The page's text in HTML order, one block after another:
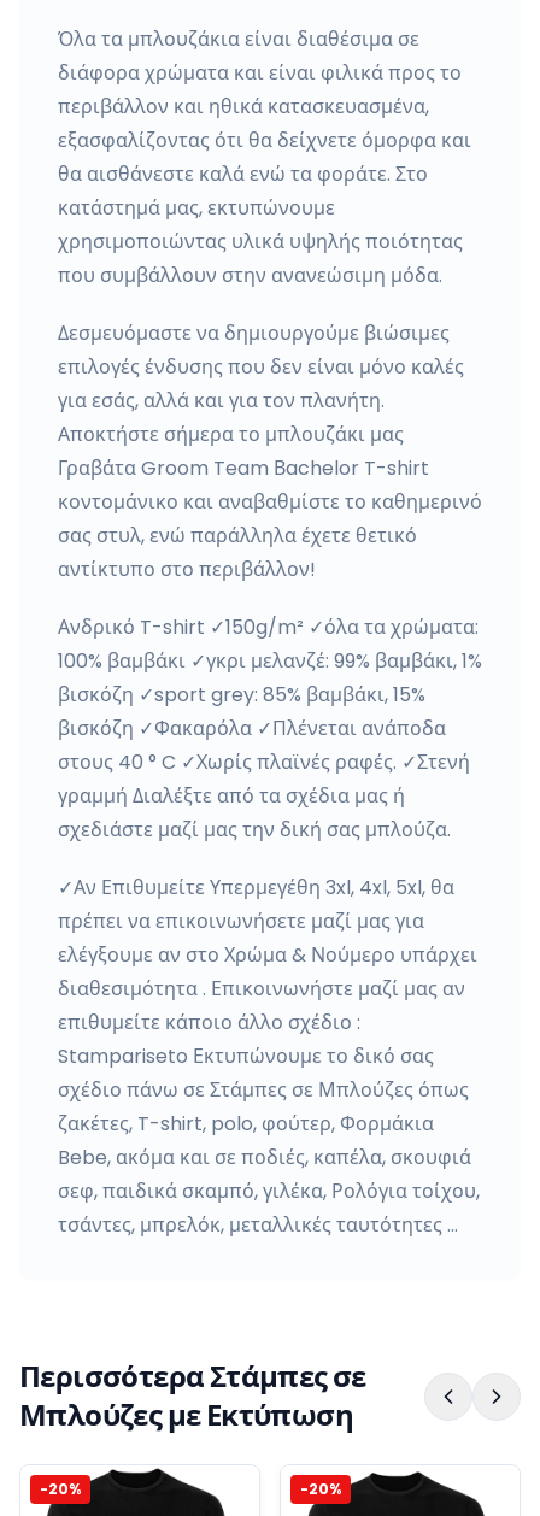
Όλα τα μπλουζάκια είναι διαθέσιμα σε
διάφορα χρώματα και είναι φιλικά προς το
περιβάλλον και ηθικά κατασκευασμένα,
εξασφαλίζοντας ότι θα δείχνετε όμορφα και
θα αισθάνεστε καλά ενώ τα φοράτε. Στο
κατάστημά μας, εκτυπώνουμε
χρησιμοποιώντας υλικά υψηλής ποιότητας
που συμβάλλουν στην ανανεώσιμη μόδα.
Δεσμευόμαστε να δημιουργούμε βιώσιμες
επιλογές ένδυσης που δεν είναι μόνο καλές
για εσάς, αλλά και για τον πλανήτη.
Αποκτήστε σήμερα το μπλουζάκι μας
Γραβάτα Groom Team Βachelor T-shirt
κοντομάνικο και αναβαθμίστε το καθημερινό
σας στυλ, ενώ παράλληλα έχετε θετικό
αντίκτυπο στο περιβάλλον!
Ανδρικό T-shirt ✓150g/m² ✓όλα τα χρώματα:
100% βαμβάκι ✓γκρι μελανζέ: 99% βαμβάκι, 1%
βισκόζη ✓sport grey: 85% βαμβάκι, 15%
βισκόζη ✓Φακαρόλα ✓Πλένεται ανάποδα
στους 40 ° C ✓Χωρίς πλαϊνές ραφές. ✓Στενή
γραμμή Διαλέξτε από τα σχέδια μας ή
σχεδιάστε μαζί μας την δική σας μπλούζα.
✓Αν Επιθυμείτε Υπερμεγέθη 3xl, 4xl, 5xl, θα
πρέπει να επικοινωνήσετε μαζί μας για
ελέγξουμε αν στο Χρώμα & Νούμερο υπάρχει
διαθεσιμότητα . Επικοινωνήστε μαζί μας αν
επιθυμείτε κάποιο άλλο σχέδιο :
Stampariseto Εκτυπώνουμε το δικό σας
σχέδιο πάνω σε Στάμπες σε Μπλούζες όπως
ζακέτες, T-shirt, polo, φούτερ, Φορμάκια
Bebe, ακόμα και σε ποδιές, καπέλα, σκουφιά
σεφ, παιδικά σκαμπό, γιλέκα, Ρολόγια τοίχου,
τσάντες, μπρελόκ, μεταλλικές ταυτότητες …
Περισσότερα Στάμπες σε
Μπλούζες με Εκτύπωση